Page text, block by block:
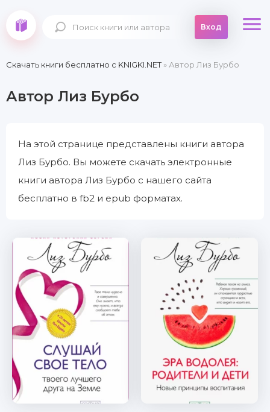
Вход
Скачать книги бесплатно c KNIGKI.NET» Автор Лиз Бурбо
Автор Лиз Бурбо
На этой странице представлены книги автора
Лиз Бурбо. Вы можете скачать электронные
книги автора Лиз Бурбо с нашего сайта
бесплатно в fb2 и epub форматах.